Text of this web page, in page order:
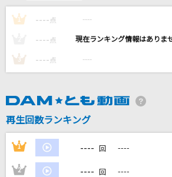
海の幽霊(ビデオクリップバージ
米津玄師
残酷な天使のテーゼ
[生音]チェリー
DAMの新曲・ランキングな
1 ---- 点 ----
---- 点 ----
3 ---- 点 ----
再生回数ランキング
1 ---- 回 ----
2 ---- 回 ----